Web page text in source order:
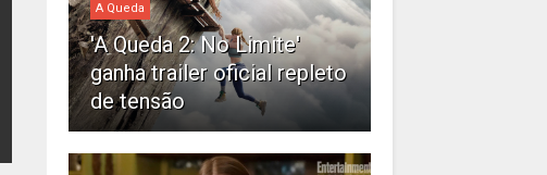
A Queda
'A Queda 2: No Limite'
ganha trailer oficial repleto
de tensão